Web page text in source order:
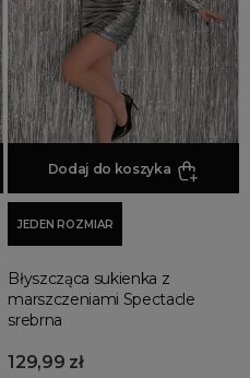
Dodaj do koszyka
JEDEN ROZMIAR
Błyszcząca sukienka z
marszczeniami Spectacle
srebrna
129,99 zł